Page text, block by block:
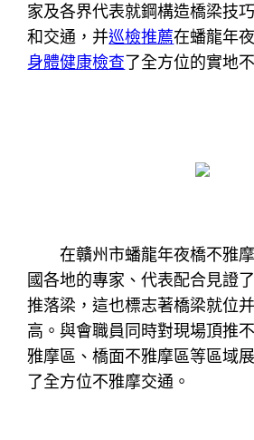
家及各界代表就鋼構造橋梁技
和交通，并巡檢推薦在蟠龍年
身體健康檢查了全方位的實地
在贛州市蟠龍年夜橋不雅
國各地的專家、代表配合見證
推落梁，這也標志著橋梁就位
高。與會職員同時對現場頂推
雅摩區、橋面不雅摩區等區域
了全方位不雅摩交通。